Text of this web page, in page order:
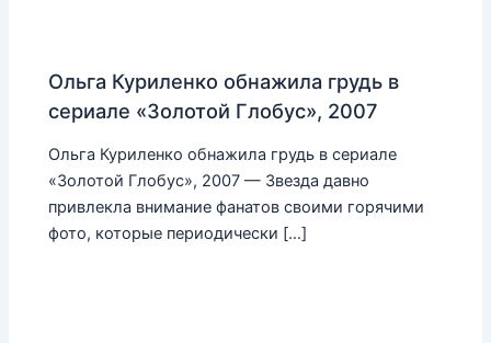
Ольга Куриленко обнажила грудь в
сериале «Золотой Глобус», 2007
Ольга Куриленко обнажила грудь в сериале
«Золотой Глобус», 2007 — Звезда давно
привлекла внимание фанатов своими горячими
фото, которые периодически […]